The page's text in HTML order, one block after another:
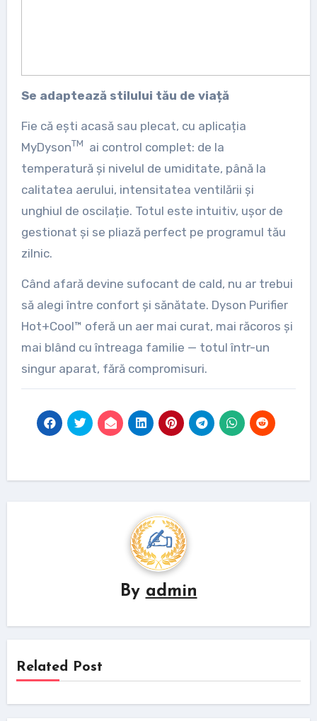
Se adaptează stilului tău de viață
Fie că ești acasă sau plecat, cu aplicația
MyDysonTM
ai control complet: de la
temperatură și nivelul de umiditate, până la
calitatea aerului, intensitatea ventilării și
unghiul de oscilație. Totul este intuitiv, ușor de
gestionat și se pliază perfect pe programul tău
zilnic.
Când afară devine sufocant de cald, nu ar trebui
să alegi între confort și sănătate. Dyson Purifier
Hot+Cool™ oferă un aer mai curat, mai răcoros și
mai blând cu întreaga familie — totul într-un
singur aparat, fără compromisuri.
By admin
Related Post